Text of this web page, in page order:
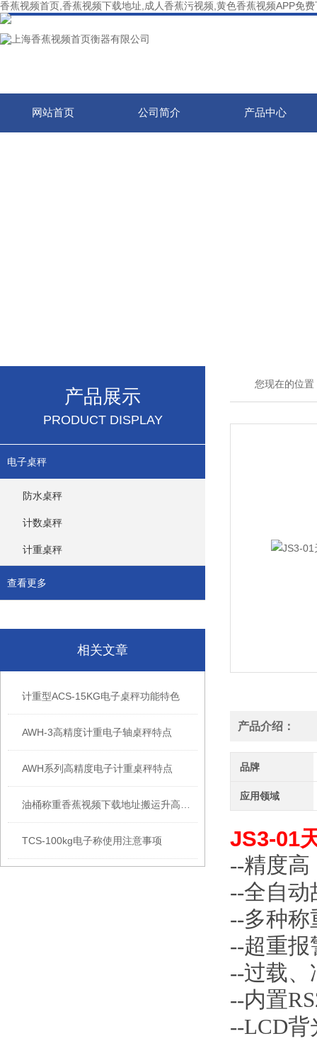
香蕉视频首页,香蕉视频下载地址,成人香蕉污视频,黄色香蕉视频APP免
网站首页 公司简介 产品中心
产品展示
PRODUCT DISPLAY
电子桌秤
防水桌秤
计数桌秤
计重桌秤
查看更多
相关文章
计重型ACS-15KG电子桌秤功能特色
AWH-3高精度计重电子轴桌秤特点
AWH系列高精度电子计重桌秤特点
TCS-100kg电子称使用注意事项
您现在的位置
产品介绍：
品牌
应用领域
JS3-01
--精度高
--全自动
--多种称重
--超重报
--过载
--内置
--LCD背